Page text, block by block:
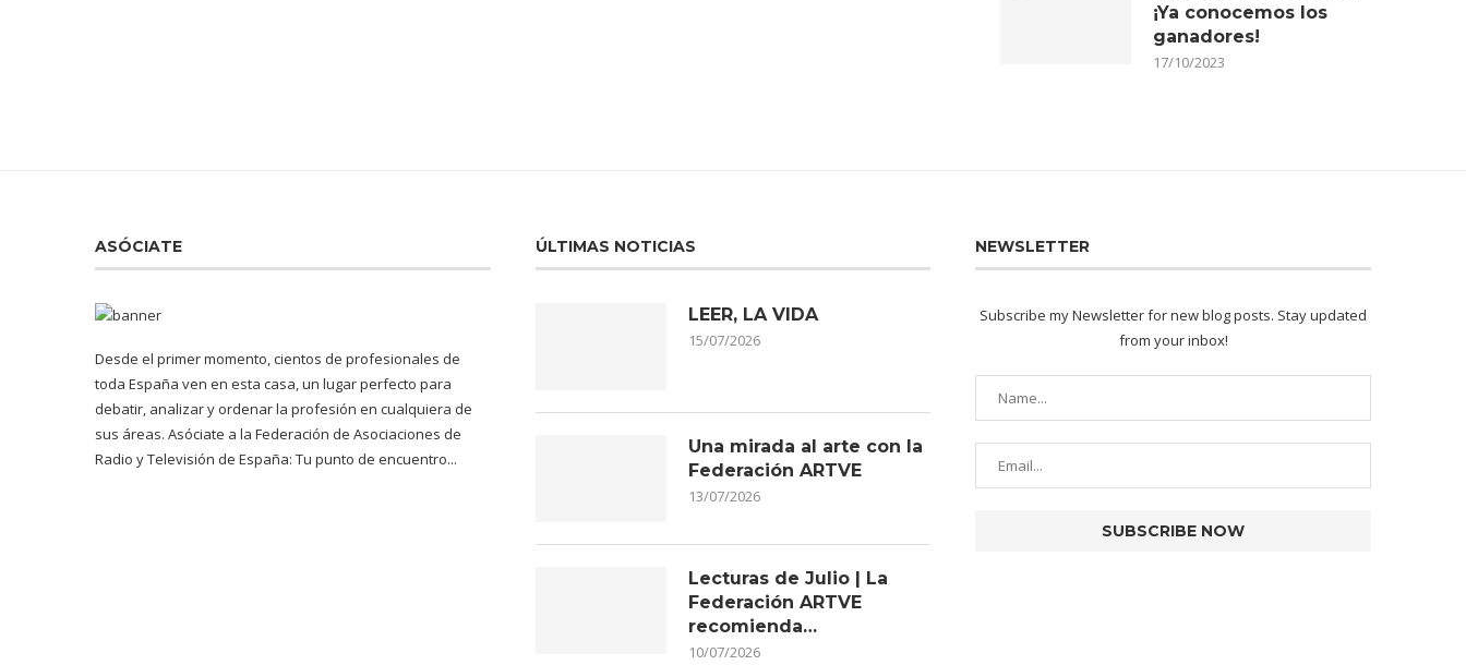
¡Ya conocemos los
ganadores!
17/10/2023
ASÓCIATE
Desde el primer momento, cientos de profesionales de
toda España ven en esta casa, un lugar perfecto para
debatir, analizar y ordenar la profesión en cualquiera de
sus áreas. Asóciate a la Federación de Asociaciones de
Radio y Televisión de España: Tu punto de encuentro...
ÚLTIMAS NOTICIAS
LEER, LA VIDA
15/07/2026
Una mirada al arte con la
Federación ARTVE
13/07/2026
Lecturas de Julio | La
Federación ARTVE
recomienda…
10/07/2026
NEWSLETTER
Subscribe my Newsletter for new blog posts. Stay updated
from your inbox!